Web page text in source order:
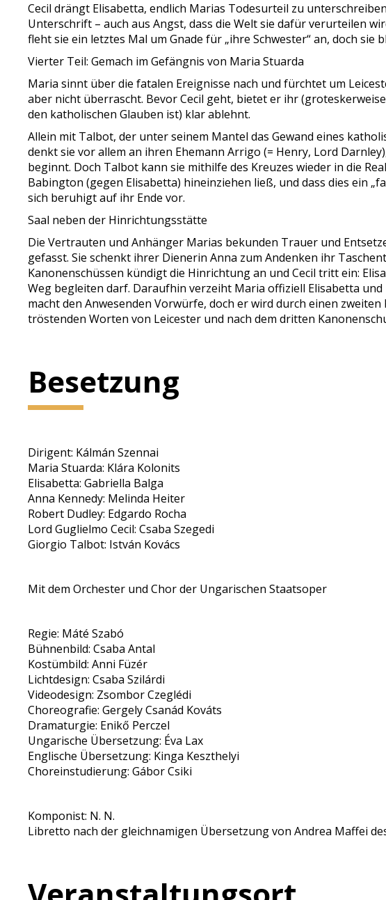
Cecil drängt Elisabetta, endlich Marias Todesurteil zu
Unterschrift – auch aus Angst, dass die Welt sie dafür verurteilen
fleht sie ein letztes Mal um Gnade für „ihre Schwester“ an, doch
Vierter Teil: Gemach im Gefängnis von Maria Stuarda
Maria sinnt über die fatalen Ereignisse nach und fürchtet um
aber nicht überrascht. Bevor Cecil geht, bietet er ihr
den katholischen Glauben ist) klar ablehnt.
Allein mit Talbot, der unter seinem Mantel das Gewand eines
denkt sie vor allem an ihren Ehemann Arrigo (= Henry, Lord
beginnt. Doch Talbot kann sie mithilfe des Kreuzes wieder in die
Babington (gegen Elisabetta) hineinziehen ließ, und dass dies ein
sich beruhigt auf ihr Ende vor.
Saal neben der Hinrichtungsstätte
Die Vertrauten und Anhänger Marias bekunden Trauer und
gefasst. Sie schenkt ihrer Dienerin Anna zum Andenken ihr
Kanonenschüssen kündigt die Hinrichtung an und Cecil tritt ein:
Weg begleiten darf. Daraufhin verzeiht Maria offiziell Elisabetta
macht den Anwesenden Vorwürfe, doch er wird durch einen
tröstenden Worten von Leicester und nach dem dritten
Besetzung
Dirigent: Kálmán Szennai
Maria Stuarda: Klára Kolonits
Elisabetta: Gabriella Balga
Anna Kennedy: Melinda Heiter
Robert Dudley: Edgardo Rocha
Lord Guglielmo Cecil: Csaba Szegedi
Giorgio Talbot: István Kovács
Mit dem Orchester und Chor der Ungarischen Staatsoper
Regie: Máté Szabó
Bühnenbild: Csaba Antal
Kostümbild: Anni Füzér
Lichtdesign: Csaba Szilárdi
Videodesign: Zsombor Czeglédi
Choreografie: Gergely Csanád Kováts
Dramaturgie: Enikő Perczel
Ungarische Übersetzung: Éva Lax
Englische Übersetzung: Kinga Keszthelyi
Choreinstudierung: Gábor Csiki
Komponist: N. N.
Libretto nach der gleichnamigen Übersetzung von Andrea Maffei